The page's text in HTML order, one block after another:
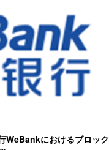
WeBankにおけるブロック